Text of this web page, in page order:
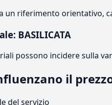
un riferimento orientativo,
BASILICATA
possono incidere sulla
il
del servizio